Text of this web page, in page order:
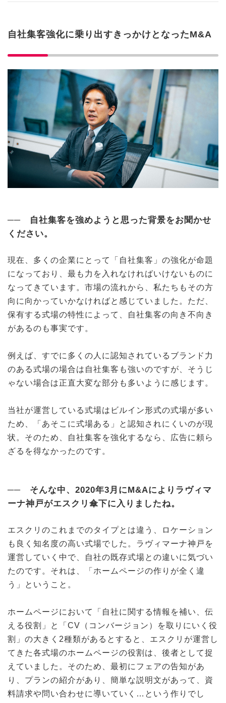
自社集客強化に乗り出すきっかけとなったM&A
── 自社集客を強めようと思った背景をお聞かせ
ください。
現在、多くの企業にとって「自社集客」の強化が命題
になっており、最も力を入れなければいけないものに
なってきています。市場の流れから、私たちもその方
向に向かっていかなければと感じていました。ただ、
保有する式場の特性によって、自社集客の向き不向き
があるのも事実です。
例えば、すでに多くの人に認知されているブランド力
のある式場の場合は自社集客も強いのですが、そうじ
ゃない場合は正直大変な部分も多いように感じます。
当社が運営している式場はビルイン形式の式場が多い
ため、「あそこに式場ある」と認知されにくいのが現
状。そのため、自社集客を強化するなら、広告に頼ら
ざるを得なかったのです。
── そんな中、2020年3月にM&Aによりラヴィマ
ーナ神戸がエスクリ傘下に入りましたね。
エスクリのこれまでのタイプとは違う、ロケーション
も良く知名度の高い式場でした。ラヴィマーナ神戸を
運営していく中で、自社の既存式場との違いに気づい
たのです。それは、「ホームページの作りが全く違
う」ということ。
ホームページにおいて「自社に関する情報を補い、伝
える役割」と「CV（コンバージョン）を取りにいく役
割」の大きく2種類があるとすると、エスクリが運営し
てきた各式場のホームページの役割は、後者として捉
えていました。そのため、最初にフェアの告知があ
り、プランの紹介があり、簡単な説明文があって、資
料請求や問い合わせに導いていく…という作りでし